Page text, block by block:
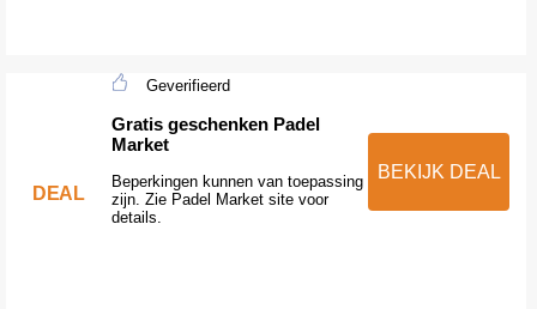
DEAL
Geverifieerd
Gratis geschenken Padel
Market
Beperkingen kunnen van toepassing
zijn. Zie Padel Market site voor
details.
BEKIJK DEAL